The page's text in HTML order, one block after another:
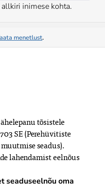
allkiri inimese kohta.
menetlust.
tõsistele
SE (Perehüvitiste
seadus).
lahendamist eelnõus
seaduseelnõu oma